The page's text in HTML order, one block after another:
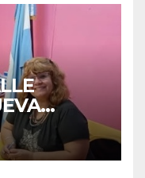
N° 82
DE